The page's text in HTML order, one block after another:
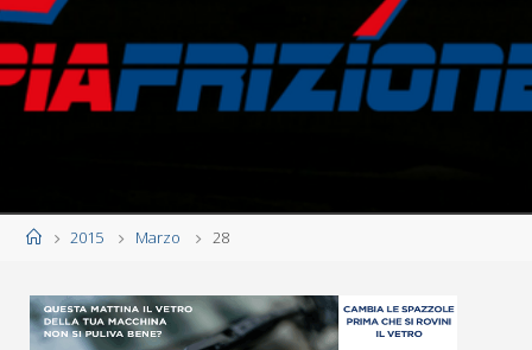
Home2015 Marzo 28